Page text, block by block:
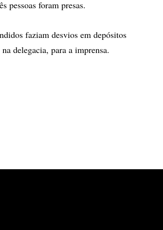
pessoas foram presas.
faziam desvios em depósitos
delegacia, para a imprensa.